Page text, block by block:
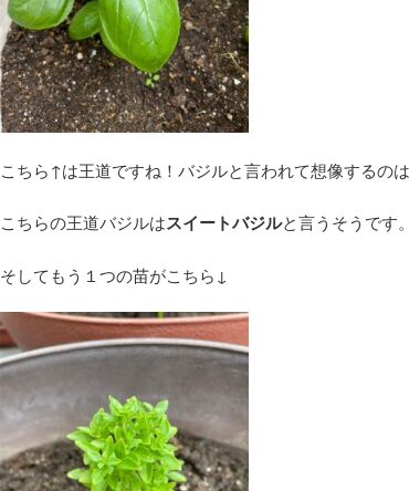
こちら↑は王道ですね！バジルと言われて想像するの
こちらの王道バジルはスイートバジルと言うそうです。
そしてもう１つの苗がこちら↓